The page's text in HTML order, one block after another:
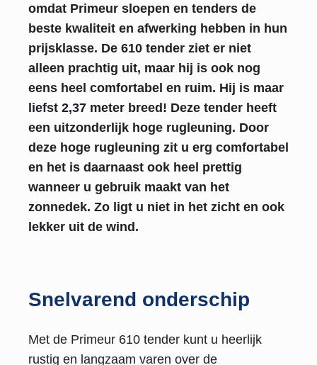
omdat Primeur sloepen en tenders de
beste kwaliteit en afwerking hebben in hun
prijsklasse. De 610 tender ziet er niet
alleen prachtig uit, maar hij is ook nog
eens heel comfortabel en ruim. Hij is maar
liefst 2,37 meter breed! Deze tender heeft
een uitzonderlijk hoge rugleuning. Door
deze hoge rugleuning zit u erg comfortabel
en het is daarnaast ook heel prettig
wanneer u gebruik maakt van het
zonnedek. Zo ligt u niet in het zicht en ook
lekker uit de wind.
Snelvarend onderschip
Met de Primeur 610 tender kunt u heerlijk
rustig en langzaam varen over de